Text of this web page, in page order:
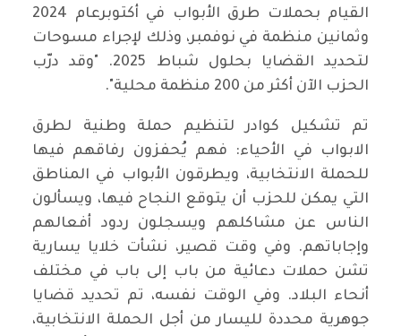
القيام بحملات طرق الأبواب في أكتوبرعام 2024
وثمانين منظمة في نوفمبر، وذلك لإجراء مسوحات
لتحديد القضايا بحلول شباط 2025. "وقد درّب
الحزب الآن أكثر من 200 منظمة محلية".
تم تشكيل كوادر لتنظيم حملة وطنية لطرق
الابواب في الأحياء: فهم يُحفزون رفاقهم فيها
للحملة الانتخابية، ويطرقون الأبواب في المناطق
التي يمكن للحزب أن يتوقع النجاح فيها، ويسألون
الناس عن مشاكلهم ويسجلون ردود أفعالهم
وإجاباتهم. وفي وقت قصير، نشأت خلايا يسارية
تشن حملات دعائية من باب إلى باب في مختلف
أنحاء البلاد. وفي الوقت نفسه، تم تحديد قضايا
جوهرية محددة لليسار من أجل الحملة الانتخابية،